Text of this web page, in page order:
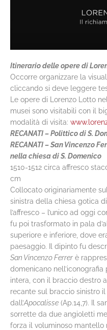
Itinerario delle opere di
Occorre organizzare la
cliccando si deve leggere
Le opere di Lorenzo Lotto
musei sono visitabili con il
modalità di visita:
RECANATI – Polittico di S.
RECANATI – San Vincenzo
nella chiesa di S. Domenico
1510-1512 circa affresco
cm
Collocato originariamente
sinistra della chiesa gotica
l’affresco – l’unico ad oggi
fu poi trasformato in pala
superiore e inferiore, dove
paesaggio. Il dipinto fu
San Vincenzo Ferrer è
domenicano
intera, con il braccio destro
recante sul braccio sinistro
dall’Apocalisse (Ap.14,7). Il
sorrette da due angioletti
forza il voluminoso